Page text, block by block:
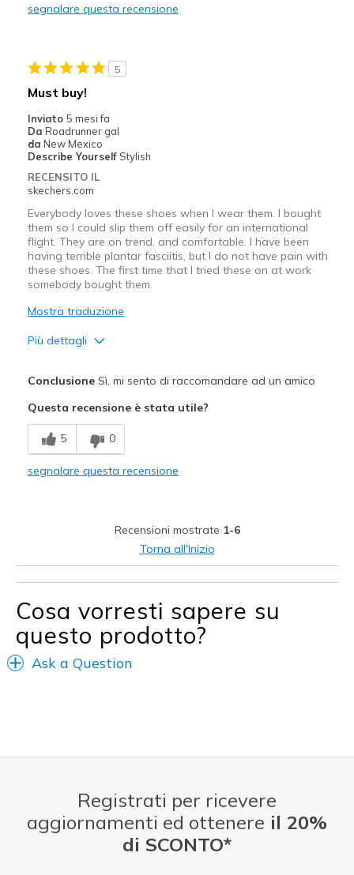
Casual Wear
Travel
Width
Sizing
View On Shoes
I'm Really Into Shoes
segnalare questa recensione
5
Must buy!
Inviato 5 mesi fa
Da Roadrunner gal
da New Mexico
Describe Yourself Stylish
RECENSITO IL
skechers.com
Everybody loves these shoes when I wear them. I bought
them so I could slip them off easily for an international
flight. They are on trend, and comfortable. I have been
having terrible plantar fasciitis, but I do not have pain with
these shoes. The first time that I tried these on at work
somebody bought them.
Mostra traduzione
Più dettagli
Breathe Well
Comfortable
Casual Wear
Width
Feels true to width
Sizing
View On Shoes
ConclusioneSì, mi sento di raccomandare ad un amico
Questa recensione è stata utile?
5 0
segnalare questa recensione
Recensioni mostrate 1-6
Torna all'Inizio
Cosa vorresti sapere su
questo prodotto?
Ask a Question
Registrati per ricevere
aggiornamenti ed ottenere il 20%
di SCONTO*